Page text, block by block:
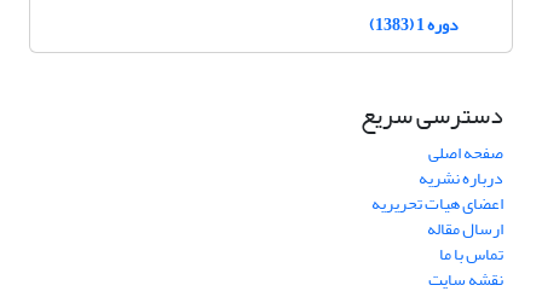
دوره 1 (1383)
دسترسی سریع
صفحه اصلی
درباره نشریه
اعضای هیات تحریریه
ارسال مقاله
تماس با ما
نقشه سایت